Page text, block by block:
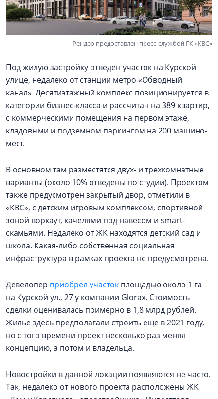
Рендер предоставлен пресс-службой ГК «КВС»
Под жилую застройку отведен участок на Курской
улице, недалеко от станции метро «Обводный
канал». Десятиэтажный комплекс позиционируется в
категории бизнес-класса и рассчитан на 389 квартир,
с коммерческими помещения на первом этаже,
кладовыми и подземном паркингом на 200 машино-
мест.
В основном там разместятся двух- и трехкомнатные
варианты (около 10% отведены по студии). Проектом
также предусмотрен закрытый двор, отметили в
«КВС», с детским игровым комплексом, спортивной
зоной воркаут, качелями под навесом и smart-
скамьями. Недалеко от ЖК находятся детский сад и
школа. Какая-либо собственная социальная
инфраструктура в рамках проекта не предусмотрена.
Девелопер приобрел участок площадью около 1 га
на Курской ул., 27 у компании Glorax. Стоимость
сделки оценивалась примерно в 1,8 млрд рублей.
Жилье здесь предполагали строить еще в 2021 году,
но с того времени проект несколько раз менял
концепцию, а потом и владельца.
Новостройки в данной локации появляются не часто.
Так, недалеко от нового проекта расположены ЖК